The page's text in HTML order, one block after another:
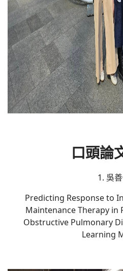
口頭論
1. 吳
Predicting Response to
Maintenance Therapy in
Obstructive Pulmonary
Learning